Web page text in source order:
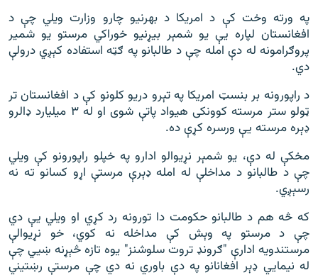
په ورته وخت کې د امریکا د بهرنیو چارو وزارت ویلي چې د
افغانستان لپاره یې یو شمېر بیړنیو خوراکي مرستو یو شمیر
پروګرامونه له دې امله چې د طالبانو په ګټه استفاده کېږي درولې
دي.
د راپورونه بر بنسټ امریکا په تېرو دریو کلونو کې د افغانستان تر
ټولو ستر مرسته کوونکی هیواد پاتې شوی او له ۳ میلیارد ډالرو
ډېره مرسته یې ورسره کړې ده.
مخکې له دې، یو شمېر نړیوالو ادارو په خپلو راپورونو کې ویلي
چې د طالبانو د مداخلې له امله ډېرې مرستې اړو کسانو ته نه
رسېږي.
که څه هم د طالبانو حکومت دا تورونه رد کړي او ویلي یې دي
چې د مرستو په وېش کې مداخله نه کوي، خو نړیوالې
مرستندویه ادارې "ګرونډ تروت سلوشنز" یوه تازه څېړنه ښيي چې
له نیمايي ډېر افغانانو په دې باوري نه دي چې مرستې رښتیني